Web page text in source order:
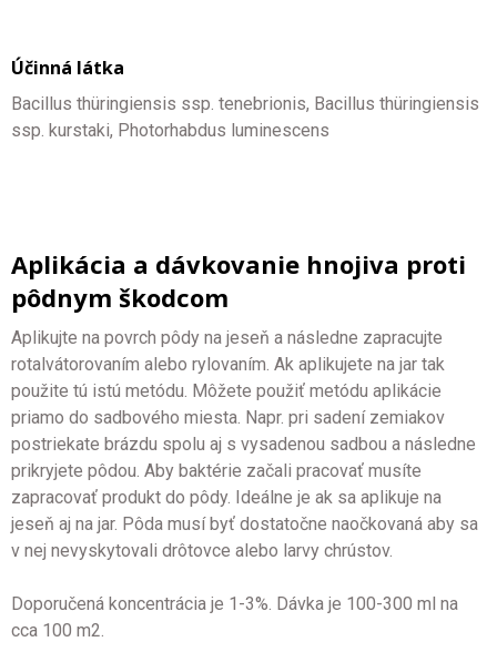
Účinná látka
Bacillus thüringiensis ssp. tenebrionis, Bacillus thüringiensis
ssp. kurstaki, Photorhabdus luminescens
Aplikácia a dávkovanie hnojiva proti
pôdnym škodcom
Aplikujte na povrch pôdy na jeseň a následne zapracujte
rotalvátorovaním alebo rylovaním. Ak aplikujete na jar tak
použite tú istú metódu. Môžete použiť metódu aplikácie
priamo do sadbového miesta. Napr. pri sadení zemiakov
postriekate brázdu spolu aj s vysadenou sadbou a následne
prikryjete pôdou. Aby baktérie začali pracovať musíte
zapracovať produkt do pôdy. Ideálne je ak sa aplikuje na
jeseň aj na jar. Pôda musí byť dostatočne naočkovaná aby sa
v nej nevyskytovali drôtovce alebo larvy chrústov.
Doporučená koncentrácia je 1-3%. Dávka je 100-300 ml na
cca 100 m2.